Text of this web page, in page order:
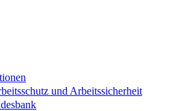
und Arbeitssicherheit